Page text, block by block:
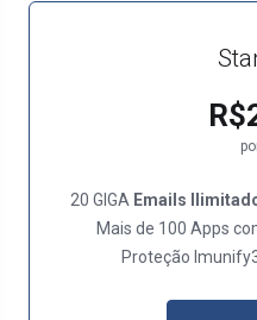
20 GIGA Emails
Mais de 100 Apps
Proteção